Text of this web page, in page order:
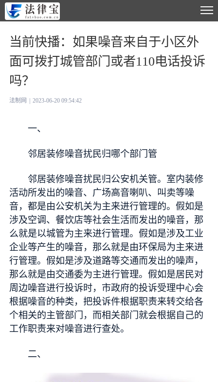
当前快播：如果噪音来自于小区外
面可拨打城管部门或者110电话投诉
吗？
法制网 2023-06-20 09:54:42
一、
邻居装修噪音扰民归哪个部门管
邻居装修噪音扰民归公安机关管。室内装修
活动所发出的噪音、广场高音喇叭、叫卖等噪
音，都是由公安机关为主来进行管理的。假如是
涉及空调、餐饮店等社会生活而发出的噪音，那
么就是以城管为主来进行管理。假如是涉及工业
企业等产生的噪音，那么就是由环保局为主来进
行管理。假如是涉及道路等交通而发出的噪声，
那么就是由交通委为主进行管理。假如是居民对
周边噪音进行投诉时，市政府的投诉受理中心会
根据噪音的种类，把投诉件根据职责来转交给各
个相关的主管部门，而相关部门就会根据自己的
工作职责来对噪音进行查处。
二、